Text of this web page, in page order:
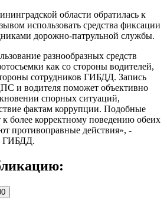
области обратилась к
использовать средства фиксации
дорожно-патрульной службы.
разнообразных средств
как со стороны водителей,
сотрудников ГИБДД. Запись
и водителя поможет объективно
спорных ситуаций,
фактам коррупции. Подобные
более корректному поведению обеих
противоправные действия», -
ГИБДД.